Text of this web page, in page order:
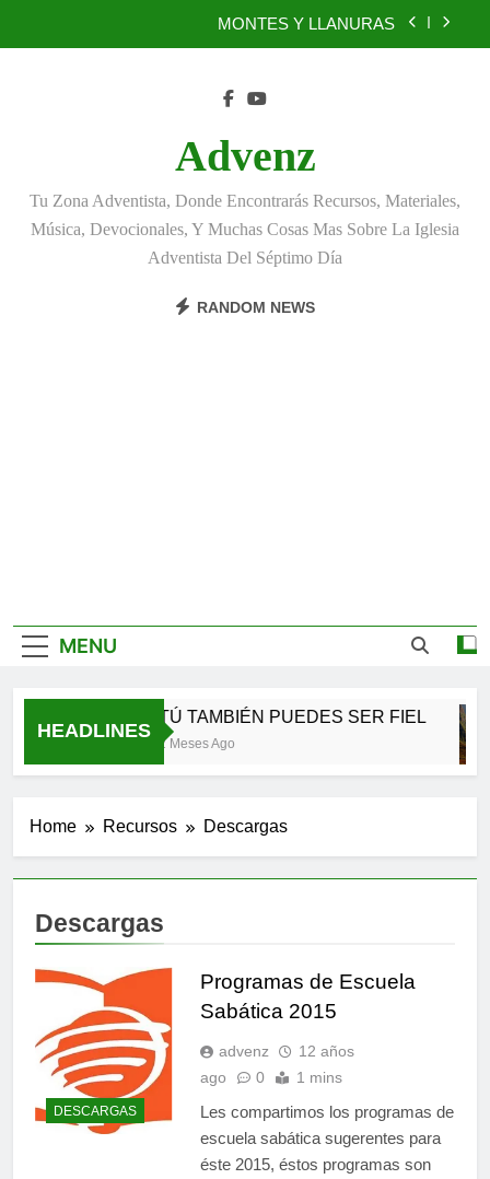
MONTES Y LLANURAS
TÚ TAMBIÉN PUEDES SER FIEL
BENEFICIOS DEL PERDÓN
EL REINO DE LOS CIELOS
Advenz
Tu Zona Adventista, Donde Encontrarás Recursos, Materiales,
Música, Devocionales, Y Muchas Cosas Mas Sobre La Iglesia
Adventista Del Séptimo Día
RANDOM NEWS
MENU
HEADLINES
TÚ TAMBIÉN PUEDES SER FIEL
2 Meses Ago
Home Recursos Descargas
Descargas
DESCARGAS
Programas de Escuela
Sabática 2015
advenz
12 años
ago
0 1 mins
Les compartimos los programas de
escuela sabática sugerentes para
éste 2015, éstos programas son